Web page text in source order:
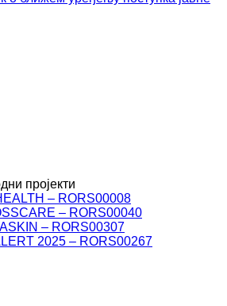
пројекти
– RORS00008
– RORS00040
– RORS00307
2025 – RORS00267